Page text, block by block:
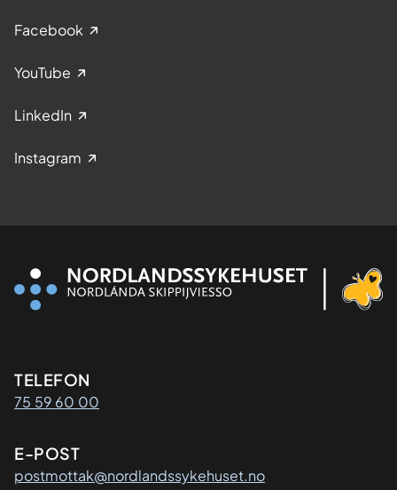
Facebook
YouTube
LinkedIn
Instagram
Kontaktinformasjon
TELEFON
75 59 60 00
E-POST
postmottak@nordlandssykehuset.no